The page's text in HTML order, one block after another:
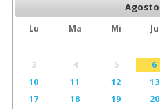
Agosto
Lu Ma Mi Ju
3
4 5 6
10
11 12 13
17
18 19 20